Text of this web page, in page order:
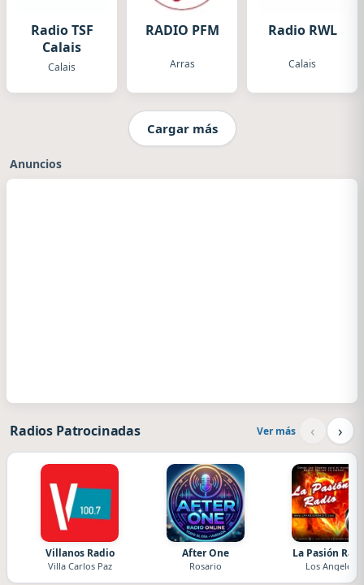
Radio TSF
Calais
Calais
RADIO PFM
Arras
Radio RWL
Calais
Cargar más
Anuncios
Radios Patrocinadas Ver más ‹ ›
Villanos Radio
Villa Carlos Paz
After One
Rosario
La Pasión
Los Angeles